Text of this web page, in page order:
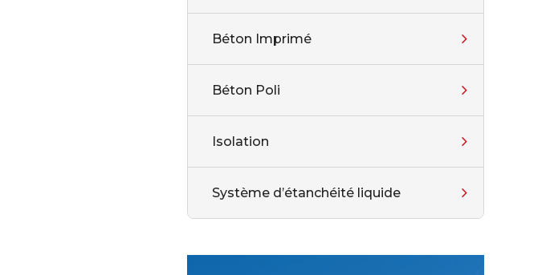
Béton Imprimé
Béton Poli
Isolation
Système d’étanchéité liquide